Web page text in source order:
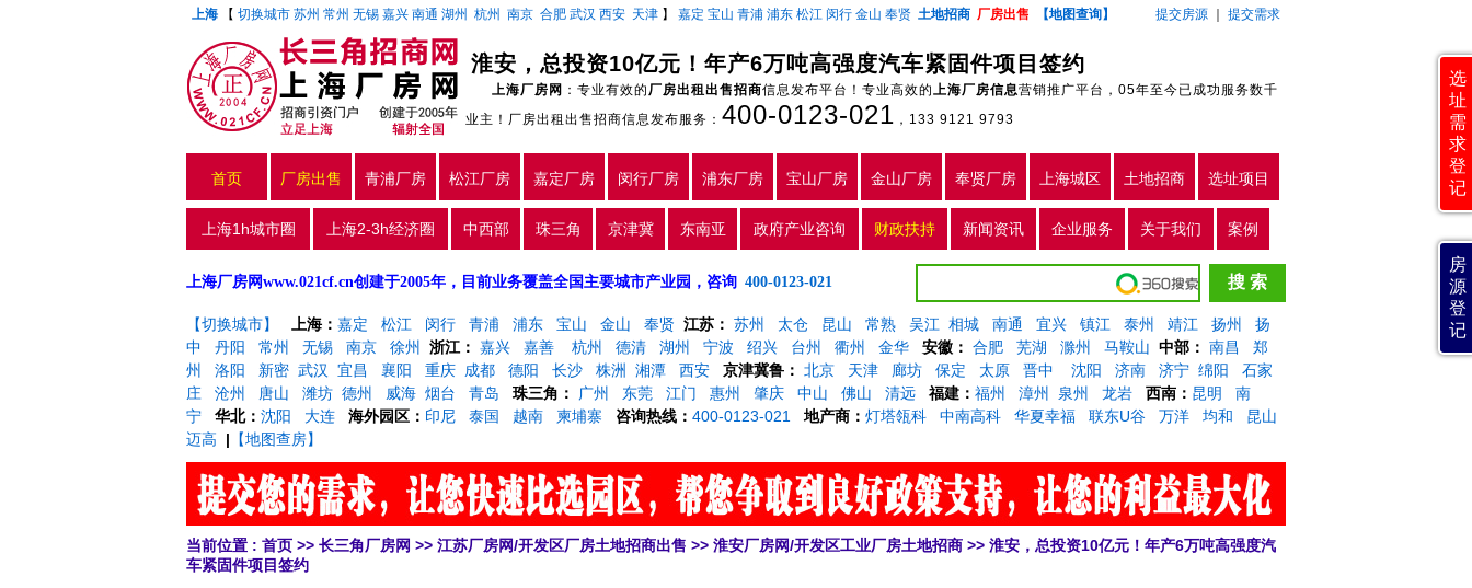
上海 【 切换城市 苏州 常州 无锡 嘉兴 南通 湖州 杭州 南京 合肥 武汉 西安 天津 】 嘉定 宝山 青浦 浦东 松江 闵行 金山 奉贤 土地招商 厂房出售 【地图查询】 提交房源 提交需求
淮安，总投资10亿元！年产6万吨高强度汽车紧固件项目签约
上海厂房网 ：专业有效的厂房出租出售招商信息发布平台！专业高效的上海厂房信息营销推广平台，05年至今已成功服务数千
业主！厂房出租出售招商信息发布服务： 400-0123-021 ，133 9121 9793
首页 厂房出售 青浦厂房 松江厂房 嘉定厂房 闵行厂房 浦东厂房 宝山厂房 金山厂房 奉贤厂房 上海城区 土地招商 选址项目
上海1h城市圈 上海2-3h经济圈 中西部 珠三角 京津冀 东南亚 政府产业咨询 财政扶持 新闻资讯 企业服务 关于我们 案例
上海厂房网www.021cf.cn创建于2005年，目前业务覆盖全国主要城市产业园，咨询 400-0123-021
【切换城市】 上海： 嘉定 松江 闵行 青浦 浦东 宝山 金山 奉贤 江苏： 苏州 太仓 昆山 常熟 吴江 相城 南通 宜兴 镇江 泰州 靖江 扬州
扬
中
丹阳 常州 无锡 南京 徐州 浙江： 嘉兴 嘉善 杭州 德清 湖州 宁波 绍兴 台州 衢州 金华 安徽： 合肥 芜湖 滁州 马鞍山 中部： 南昌
郑
州
洛阳 新密 武汉 宜昌 襄阳 重庆 成都 德阳 长沙 株洲 湘潭 西安 京津冀鲁： 北京 天津 廊坊 保定 太原 晋中 沈阳 济南 济宁 绵阳
石家
庄
沧州 唐山 潍坊 德州 威海 烟台 青岛 珠三角： 广州 东莞 江门 惠州 肇庆 中山 佛山 清远 福建： 福州 漳州 泉州 龙岩 西南： 昆明
南
宁
华北： 沈阳 大连 海外园区： 印尼 泰国 越南 柬埔寨 咨询热线： 400-0123-021 地产商： 灯塔瓴科 中南高科 华夏幸福 联东U谷 万洋 均和
昆山
迈高
| 【地图查房】
当前位置 : 首页 >> 长三角厂房网 >> 江苏厂房网/开发区厂房土地招商出售 >> 淮安厂房网/开发区工业厂房土地招商 >> 淮安，总投资10亿元！年产6万吨高强度汽
车紧固件项目签约
选
址
需
求
登
记
房
源
登
记